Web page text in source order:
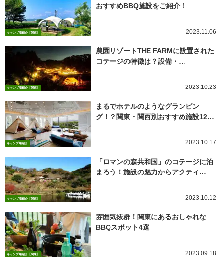
キャンプ場紹介【関東】
おすすめBBQ施設をご紹介！
2023.11.06
キャンプ場紹介【関東】
農園リゾートTHE FARMに設置された
コテージの特徴は？設備・…
2023.10.23
キャンプ場紹介
まるでホテルのようなグランピン
グ！？関東・関西別おすすめ施設12…
2023.10.17
キャンプ場紹介【関東】
「ロマンの森共和国」のコテージに泊
まろう！施設の魅力からアクティ…
2023.10.12
キャンプ場紹介【関東】
雰囲気抜群！関東にあるおしゃれな
BBQスポット4選
2023.09.18